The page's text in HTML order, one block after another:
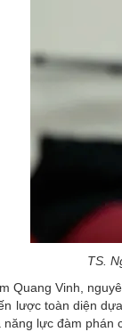
TS.
Quang Vinh,
lược toàn diện
lực đàm phán